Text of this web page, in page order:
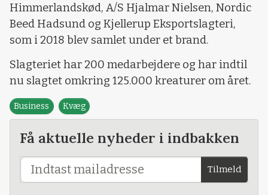
Himmerlandskød, A/S Hjalmar Nielsen, Nordic
Beed Hadsund og Kjellerup Eksportslagteri,
som i 2018 blev samlet under et brand.
Slagteriet har 200 medarbejdere og har indtil
nu slagtet omkring 125.000 kreaturer om året.
Business Kvæg
Få aktuelle nyheder i indbakken
Tilmeld